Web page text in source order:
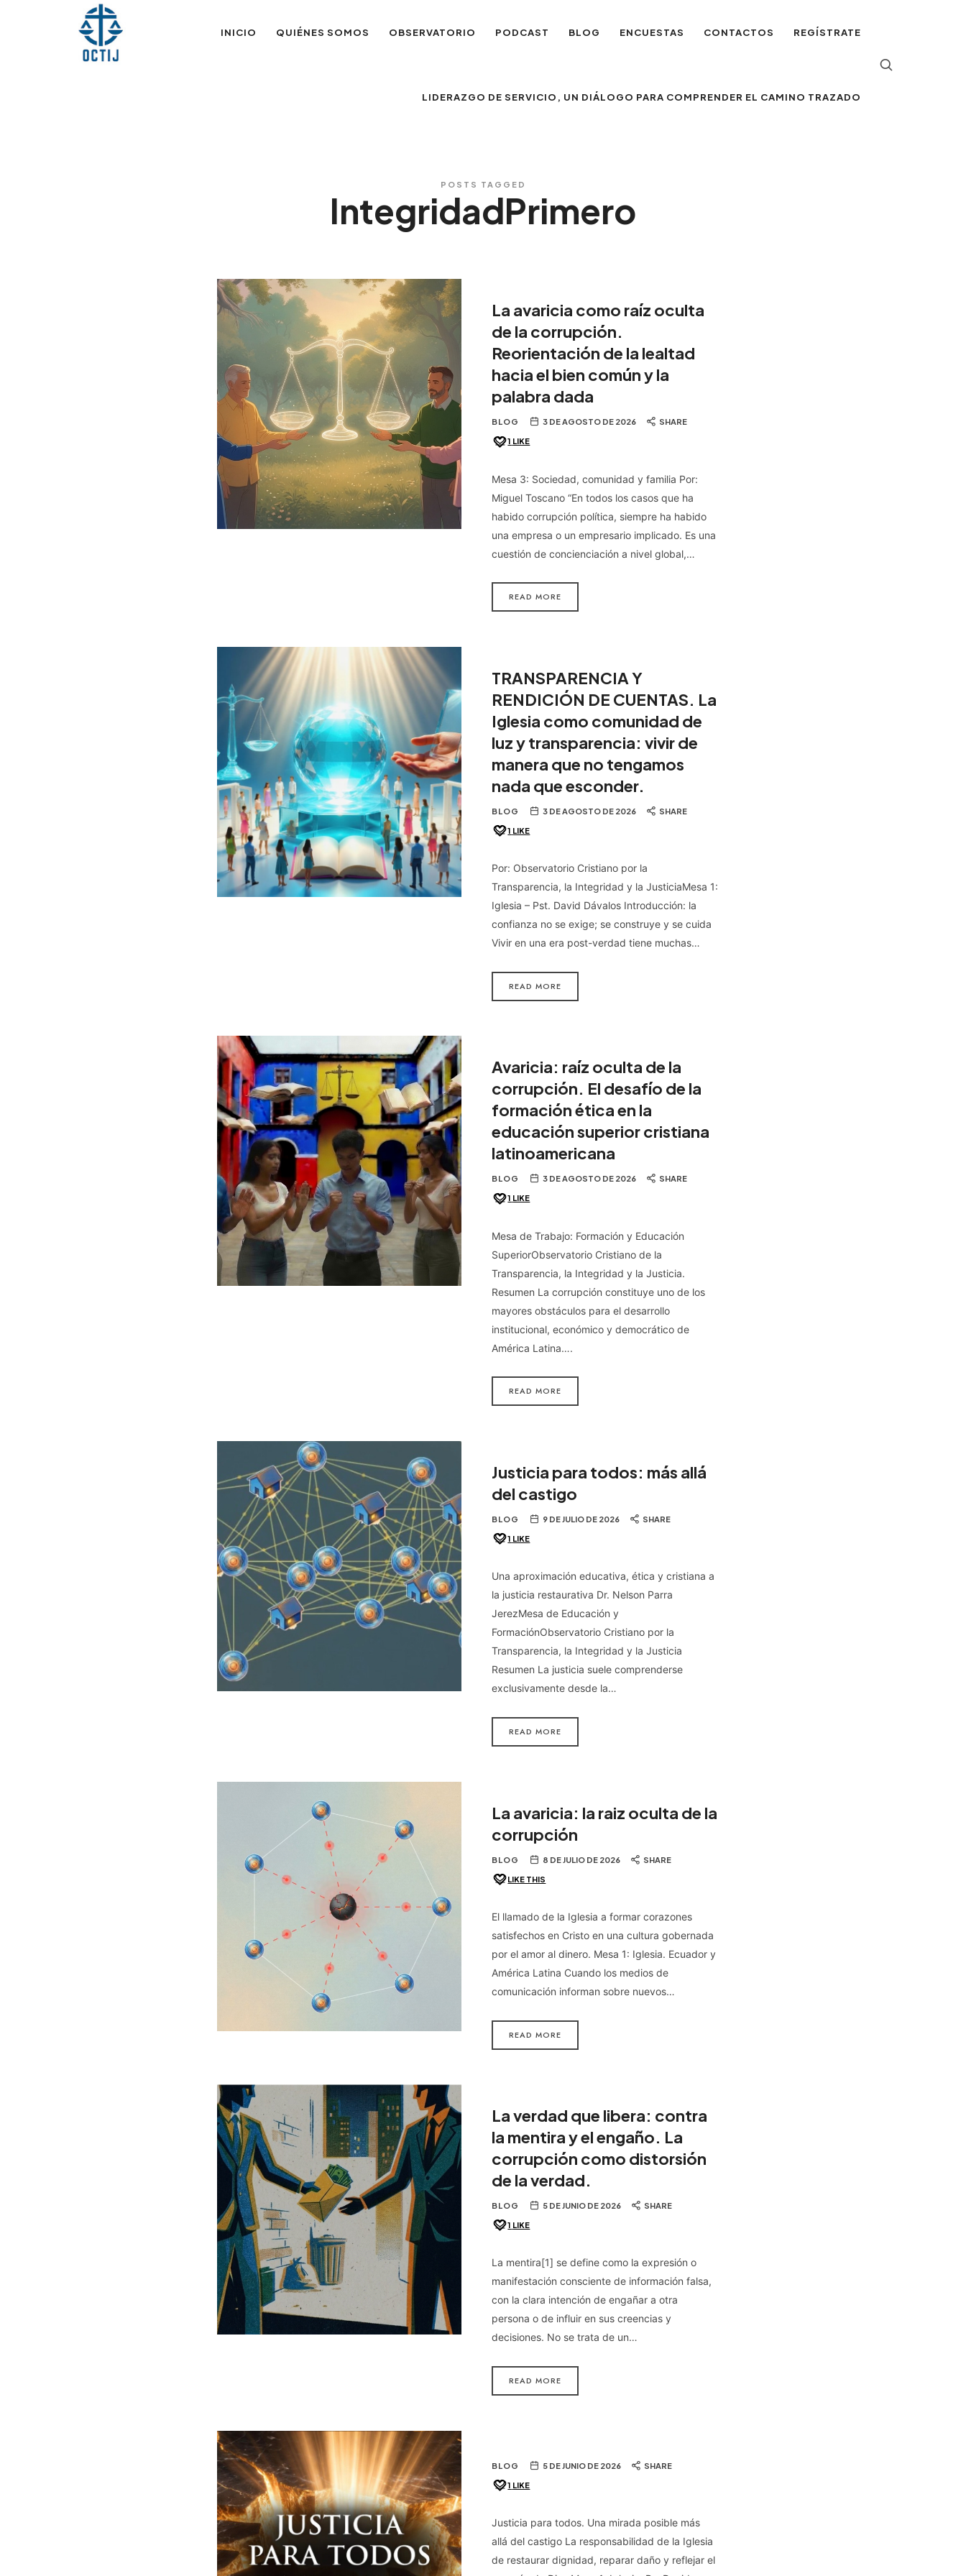
OTIJobservadorINICIO QUIÉNES SOMOS OBSERVATORIO PODCAST BLOG ENCUESTAS CONTACTOS REGÍSTRATE
LIDERAZGO DE SERVICIO, UN DIÁLOGO PARA COMPRENDER EL CAMINO TRAZADO
POSTS TAGGED
IntegridadPrimero
La avaricia como raíz oculta
de la corrupción.
Reorientación de la lealtad
hacia el bien común y la
palabra dada
BLOG 3 DE AGOSTO DE 2026 SHARE
1 LIKE
Mesa 3: Sociedad, comunidad y familia Por:
Miguel Toscano “En todos los casos que ha
habido corrupción política, siempre ha habido
una empresa o un empresario implicado. Es una
cuestión de concienciación a nivel global,…
READ MORE
TRANSPARENCIA Y
RENDICIÓN DE CUENTAS. La
Iglesia como comunidad de
luz y transparencia: vivir de
manera que no tengamos
nada que esconder.
BLOG 3 DE AGOSTO DE 2026 SHARE
1 LIKE
Por: Observatorio Cristiano por la
Transparencia, la Integridad y la JusticiaMesa 1:
Iglesia – Pst. David Dávalos Introducción: la
confianza no se exige; se construye y se cuida
Vivir en una era post-verdad tiene muchas…
READ MORE
Avaricia: raíz oculta de la
corrupción. El desafío de la
formación ética en la
educación superior cristiana
latinoamericana
BLOG 3 DE AGOSTO DE 2026 SHARE
1 LIKE
Mesa de Trabajo: Formación y Educación
SuperiorObservatorio Cristiano de la
Transparencia, la Integridad y la Justicia.
Resumen La corrupción constituye uno de los
mayores obstáculos para el desarrollo
institucional, económico y democrático de
América Latina….
READ MORE
Justicia para todos: más allá
del castigo
BLOG 9 DE JULIO DE 2026 SHARE
1 LIKE
Una aproximación educativa, ética y cristiana a
la justicia restaurativa Dr. Nelson Parra
JerezMesa de Educación y
FormaciónObservatorio Cristiano por la
Transparencia, la Integridad y la Justicia
Resumen La justicia suele comprenderse
exclusivamente desde la…
READ MORE
La avaricia: la raiz oculta de la
corrupción
BLOG 8 DE JULIO DE 2026 SHARE
LIKE THIS
El llamado de la Iglesia a formar corazones
satisfechos en Cristo en una cultura gobernada
por el amor al dinero. Mesa 1: Iglesia. Ecuador y
América Latina Cuando los medios de
comunicación informan sobre nuevos…
READ MORE
La verdad que libera: contra
la mentira y el engaño. La
corrupción como distorsión
de la verdad.
BLOG 5 DE JUNIO DE 2026 SHARE
1 LIKE
La mentira[1] se define como la expresión o
manifestación consciente de información falsa,
con la clara intención de engañar a otra
persona o de influir en sus creencias y
decisiones. No se trata de un…
READ MORE
BLOG 5 DE JUNIO DE 2026 SHARE
1 LIKE
Justicia para todos. Una mirada posible más
allá del castigo La responsabilidad de la Iglesia
de restaurar dignidad, reparar daño y reflejar el